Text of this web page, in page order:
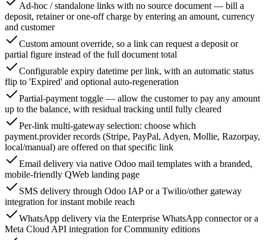
Ad-hoc / standalone links with no source document — bill a
deposit, retainer or one-off charge by entering an amount, currency
and customer
Custom amount override, so a link can request a deposit or
partial figure instead of the full document total
Configurable expiry datetime per link, with an automatic status
flip to 'Expired' and optional auto-regeneration
Partial-payment toggle — allow the customer to pay any amount
up to the balance, with residual tracking until fully cleared
Per-link multi-gateway selection: choose which
payment.provider records (Stripe, PayPal, Adyen, Mollie, Razorpay,
local/manual) are offered on that specific link
Email delivery via native Odoo mail templates with a branded,
mobile-friendly QWeb landing page
SMS delivery through Odoo IAP or a Twilio/other gateway
integration for instant mobile reach
WhatsApp delivery via the Enterprise WhatsApp connector or a
Meta Cloud API integration for Community editions